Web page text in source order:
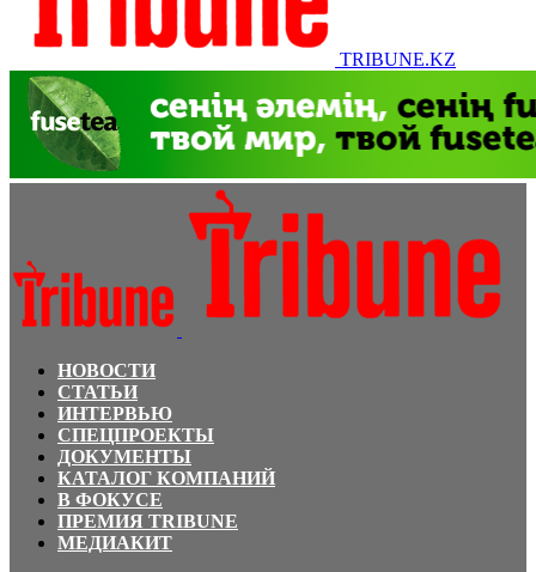
TRIBUNE.KZ
НОВОСТИ
СТАТЬИ
ИНТЕРВЬЮ
СПЕЦПРОЕКТЫ
ДОКУМЕНТЫ
КАТАЛОГ КОМПАНИЙ
В ФОКУСЕ
ПРЕМИЯ TRIBUNE
МЕДИАКИТ